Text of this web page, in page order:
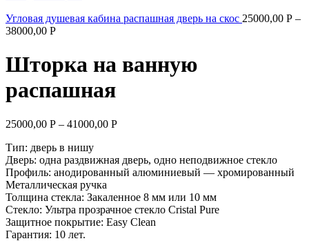
Угловая душевая кабина распашная дверь на скос 25000,00 Р –
38000,00 Р
Шторка на ванную
распашная
25000,00 Р – 41000,00 Р
Тип: дверь в нишу
Дверь: одна раздвижная дверь, одно неподвижное стекло
Профиль: анодированный алюминиевый — хромированный
Металлическая ручка
Толщина стекла: Закаленное 8 мм или 10 мм
Стекло: Ультра прозрачное стекло Cristal Pure
Защитное покрытие: Easy Clean
Гарантия: 10 лет.